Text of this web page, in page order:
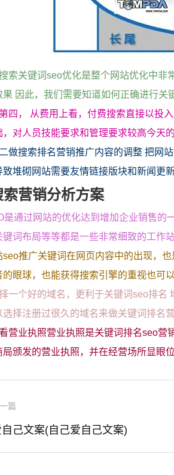
索关键词seo优化是整个网站优化中非
果 因此，我们需要知道如何正确进行关
四， 从费用上看，付费搜索直接以投
，对人员技能要求和管理要求较高今天
做搜索排名营销推广内容的调整 把网
致堆砌网站需要友情链接版块和新闻更
营销分析方案
是通过网站的优化达到增加企业销售的
键词布局等等都是一些非常细致的工作
seo推广关键词在网页内容中的出现，
的眼球，也能获得搜索引擎的重视也可
一个好的域名，更利于关键词seo排名
选择注册过很久的域名来做关键词排名
营业执照营业执照是关键词排名seo营
局颁发的营业执照，并在经营场所显眼
一篇
自己文案(自己爱自己文案)